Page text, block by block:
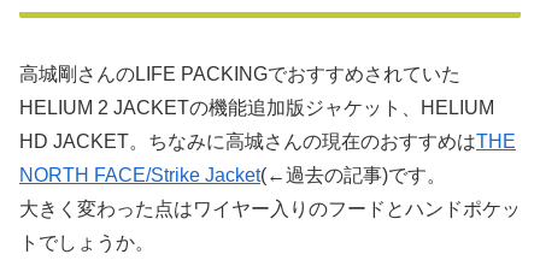
高城剛さんのLIFE PACKINGでおすすめされていた
HELIUM 2 JACKETの機能追加版ジャケット、HELIUM
HD JACKET。ちなみに高城さんの現在のおすすめはTHE
NORTH FACE/Strike Jacket(←過去の記事)です。
大きく変わった点はワイヤー入りのフードとハンドポケッ
トでしょうか。